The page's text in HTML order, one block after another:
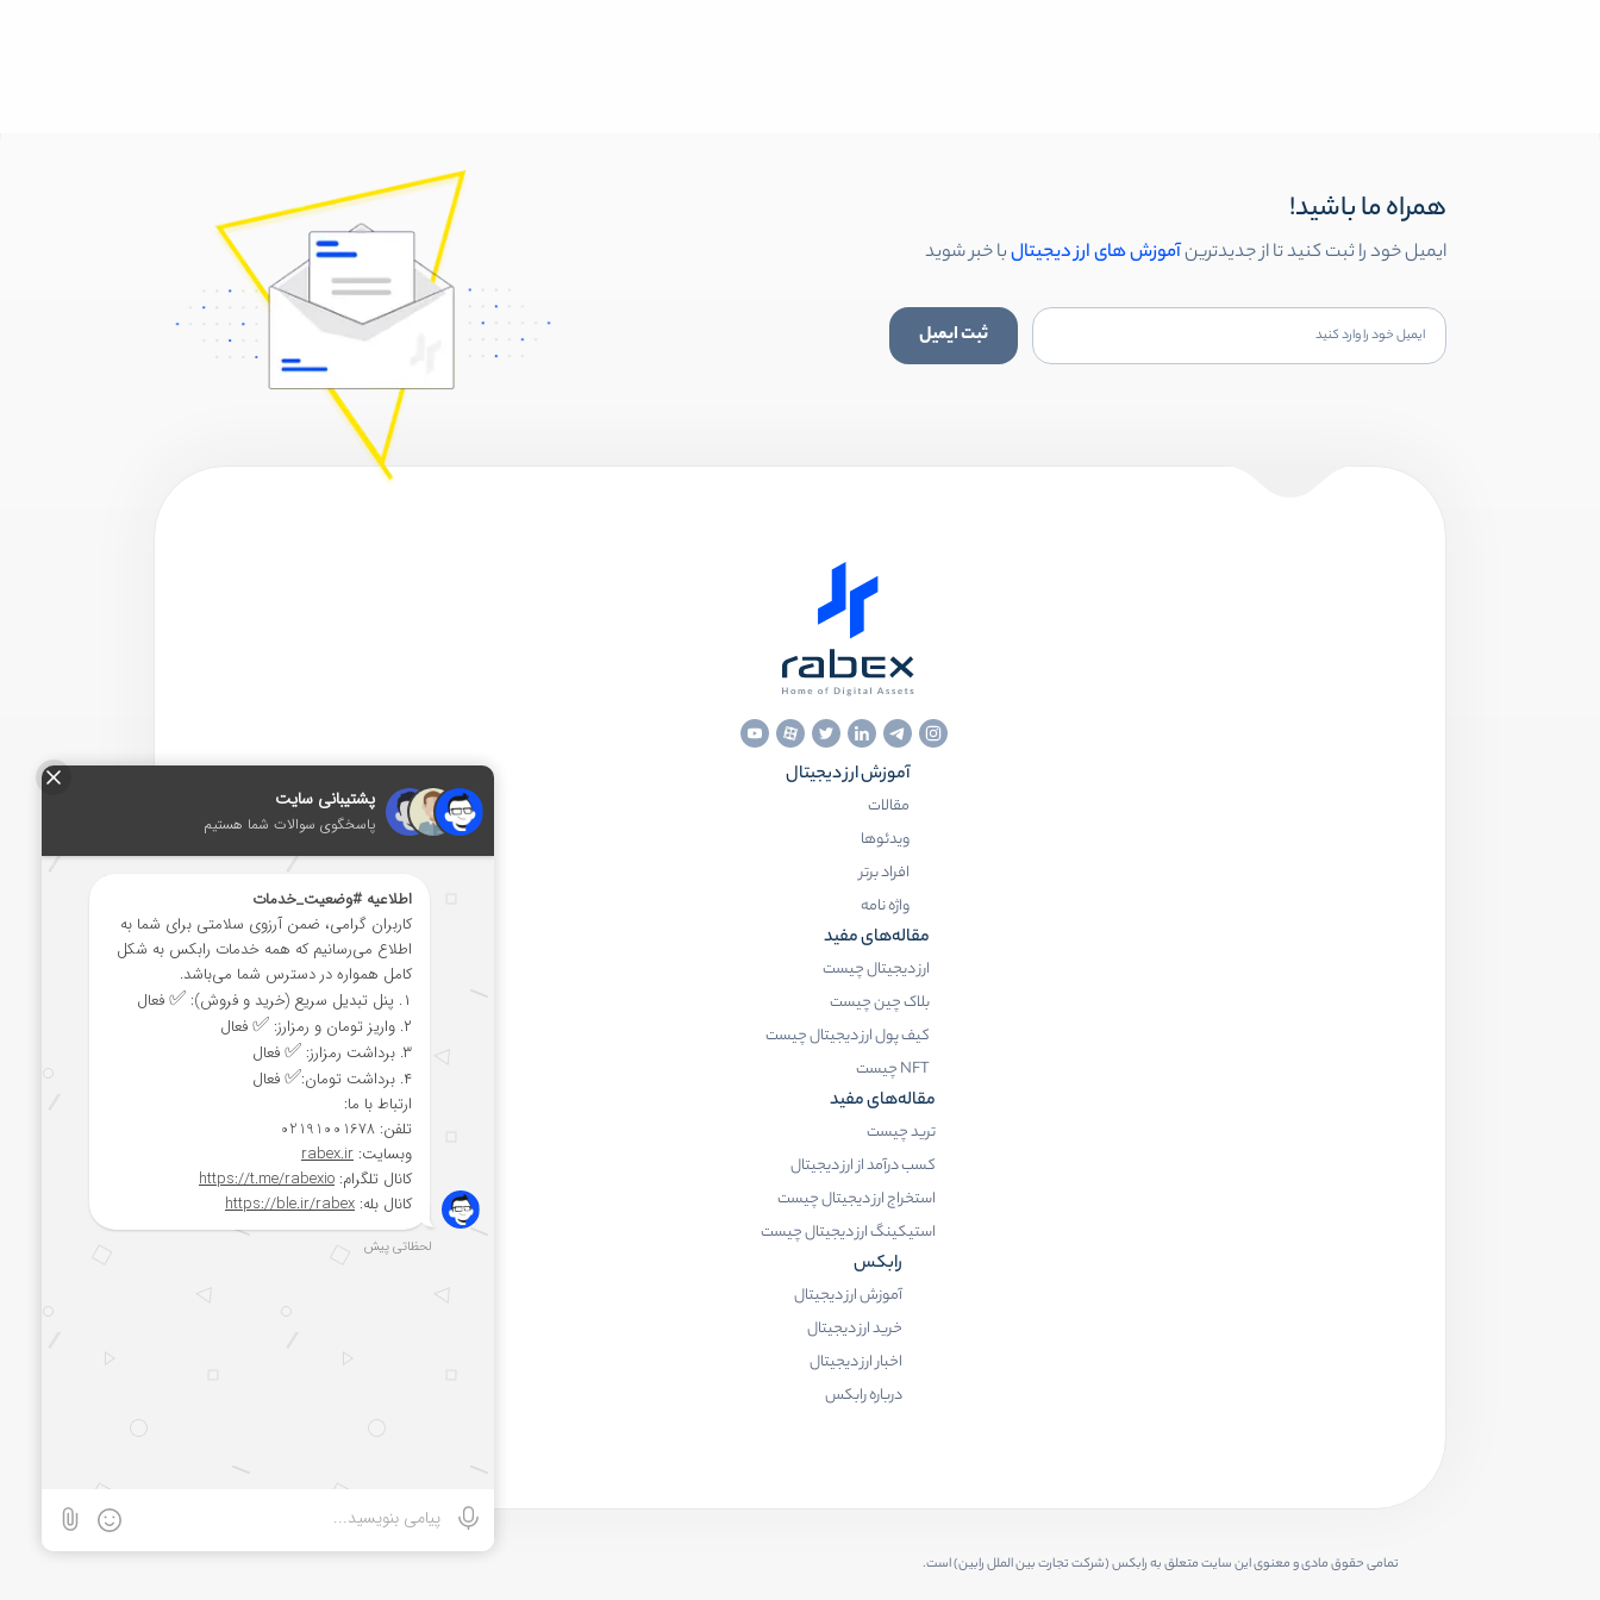
همراه ما باشید!
ایمیل خود را ثبت کنید تا از جدیدترینآموزش های ارز دیجیتالبا خبر شوید
ثبت ایمیل
آموزش ارز دیجیتال
مقالات
ویدئوها
افراد برتر
واژه نامه
مقاله‌های مفید
ارز دیجیتال چیست
بلاک چین چیست
کیف پول ارز دیجیتال چیست
NFT چیست
مقاله‌های مفید
ترید چیست
کسب درآمد از ارز دیجیتال
استخراج ارز دیجیتال چیست
استیکینگ ارز دیجیتال چیست
رابکس
آموزش ارز دیجیتال
خرید ارز دیجیتال
اخبار ارز دیجیتال
درباره رابکس
تمامی حقوق مادی و معنوی این سایت متعلق به رابکس (شرکت تجارت بین الملل رابین) است.